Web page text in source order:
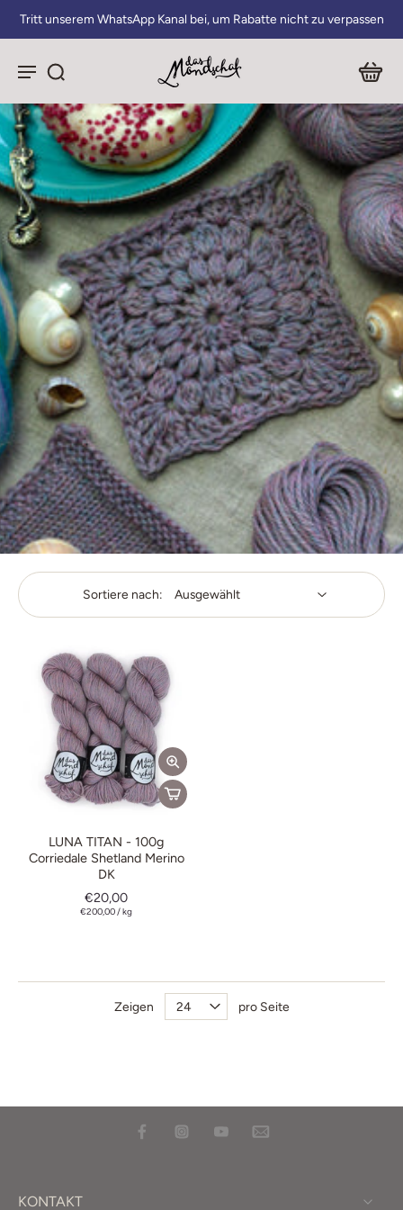
Tritt unserem WhatsApp Kanal bei, um Rabatte nicht zu verpassen
Sortiere nach:
LUNA TITAN - 100g
Corriedale Shetland Merino
DK
€20,00
€200,00/kg
Zeigen pro Seite
KONTAKT